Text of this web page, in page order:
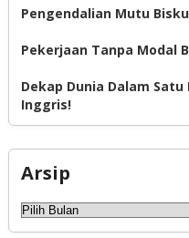
Pengendalian Mutu
Pekerjaan Tanpa Modal
Dekap Dunia Dalam
Inggris!
Arsip
Arsip